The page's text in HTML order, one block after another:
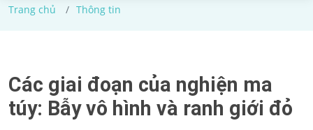
Trang chủ Thông tin
Các giai đoạn của nghiện ma
túy: Bẫy vô hình và ranh giới đỏ